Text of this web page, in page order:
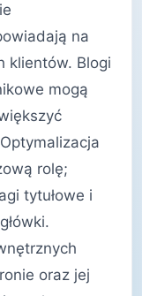
na
klientów. Blogi
mogą
rolę;
tytułowe i
oraz jej